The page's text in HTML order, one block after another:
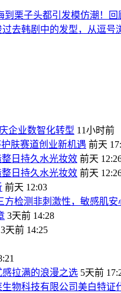
到栗子头都引发模仿潮！回
去韩剧中的发型，从逗
企业数智化转型 11小时前
肤赛道创业新机遇 前天
日持久水光妆效 前天
日持久水光妆效 前天
前天 12:03
检测非刺激性，敏感肌安
3天前 14:28
3天前 14:25
拉满的浪漫之选 5天前
物科技有限公司美白特证